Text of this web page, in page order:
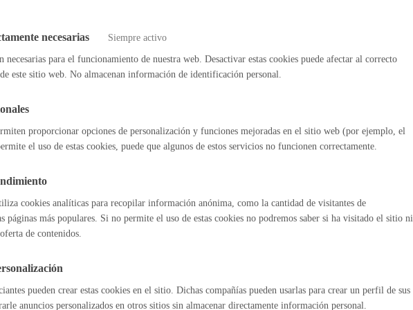
Turismo
Tablón de anuncios oficiales
resolución y sentido del silencio
3 días Sentido del silencio:No procede
de la tramitación
Dirección Financiera
necesarias Siempre activo
necesarias para el funcionamiento de nuestra web. Desactivar estas cookies puede afectar al correcto
este sitio web. No almacenan información de identificación personal.
proporcionar opciones de personalización y funciones mejoradas en el sitio web (por ejemplo, el
el uso de estas cookies, puede que algunos de estos servicios no funcionen correctamente.
cookies analíticas para recopilar información anónima, como la cantidad de visitantes de
páginas más populares. Si no permite el uso de estas cookies no podremos saber si ha visitado el sitio ni
de contenidos.
pueden crear estas cookies en el sitio. Dichas compañías pueden usarlas para crear un perfil de sus
anuncios personalizados en otros sitios sin almacenar directamente información personal.